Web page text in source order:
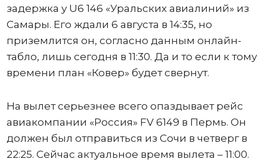
задержка у U6 146 «Уральских авиалиний» из
Самары. Его ждали 6 августа в 14:35, но
приземлится он, согласно данным онлайн-
табло, лишь сегодня в 11:30. Да и то если к тому
времени план «Ковер» будет свернут.
На вылет серьезнее всего опаздывает рейс
авиакомпании «Россия» FV 6149 в Пермь. Он
должен был отправиться из Сочи в четверг в
22:25. Сейчас актуальное время вылета – 11:00.